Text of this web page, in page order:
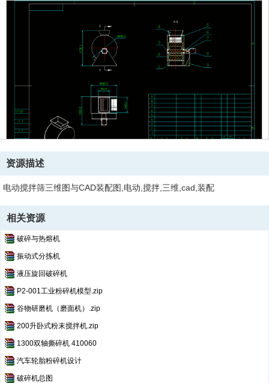
资源描述
电动搅拌筛三维图与CAD装配图,电动,搅拌,三维,cad,装配
相关资源
破碎与热熔机
振动式分拣机
液压旋回破碎机
P2-001工业粉碎机模型.zip
谷物研磨机（磨面机）.zip
200升卧式粉末搅拌机.zip
1300双轴撕碎机 410060
汽车轮胎粉碎机设计
破碎机总图